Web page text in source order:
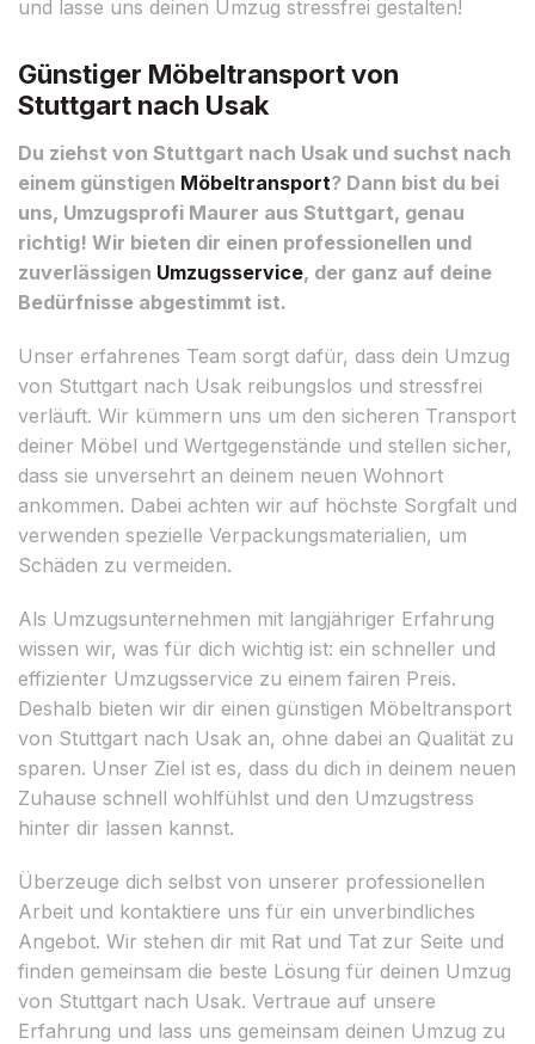
und lasse uns deinen Umzug stressfrei gestalten!
Günstiger Möbeltransport von
Stuttgart nach Usak
Du ziehst von Stuttgart nach Usak und suchst nach
einem günstigen Möbeltransport? Dann bist du bei
uns, Umzugsprofi Maurer aus Stuttgart, genau
richtig! Wir bieten dir einen professionellen und
zuverlässigen Umzugsservice, der ganz auf deine
Bedürfnisse abgestimmt ist.
Unser erfahrenes Team sorgt dafür, dass dein Umzug
von Stuttgart nach Usak reibungslos und stressfrei
verläuft. Wir kümmern uns um den sicheren Transport
deiner Möbel und Wertgegenstände und stellen sicher,
dass sie unversehrt an deinem neuen Wohnort
ankommen. Dabei achten wir auf höchste Sorgfalt und
verwenden spezielle Verpackungsmaterialien, um
Schäden zu vermeiden.
Als Umzugsunternehmen mit langjähriger Erfahrung
wissen wir, was für dich wichtig ist: ein schneller und
effizienter Umzugsservice zu einem fairen Preis.
Deshalb bieten wir dir einen günstigen Möbeltransport
von Stuttgart nach Usak an, ohne dabei an Qualität zu
sparen. Unser Ziel ist es, dass du dich in deinem neuen
Zuhause schnell wohlfühlst und den Umzugstress
hinter dir lassen kannst.
Überzeuge dich selbst von unserer professionellen
Arbeit und kontaktiere uns für ein unverbindliches
Angebot. Wir stehen dir mit Rat und Tat zur Seite und
finden gemeinsam die beste Lösung für deinen Umzug
von Stuttgart nach Usak. Vertraue auf unsere
Erfahrung und lass uns gemeinsam deinen Umzug zu